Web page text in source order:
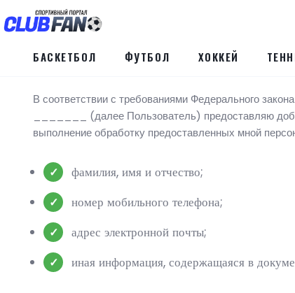
БАСКЕТБОЛ ФУТБОЛ ХОККЕЙ
В соответствии с требованиями Федерального
_______ (далее Пользователь) предоставляю
выполнение обработку предоставленных мной
фамилия, имя и отчество;
номер мобильного телефона;
адрес электронной почты;
иная информация, содержащаяся в